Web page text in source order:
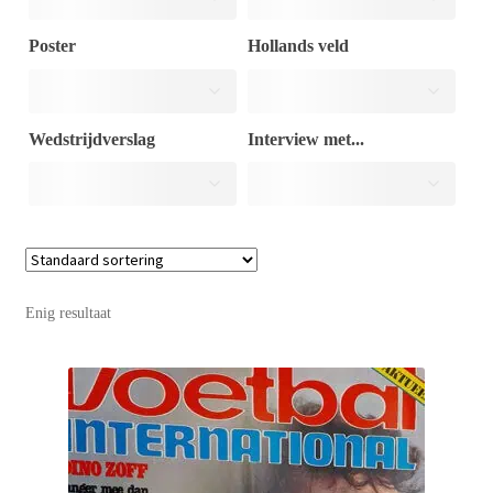
Poster Hollands veld
Wedstrijdverslag Interview met...
Enig resultaat